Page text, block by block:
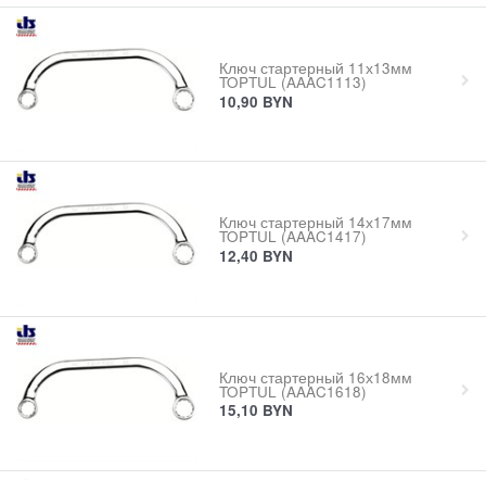
Ключ стартерный 11х13мм
TOPTUL (AAAC1113)
10,90 BYN
Ключ стартерный 14х17мм
TOPTUL (AAAC1417)
12,40 BYN
Ключ стартерный 16х18мм
TOPTUL (AAAC1618)
15,10 BYN